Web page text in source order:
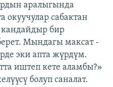
аралыгында
сабактан
кандайдыр бир
Мындагы максат -
эки апта жүрдүм.
иштеп кете аламбы?»
болуп саналат.